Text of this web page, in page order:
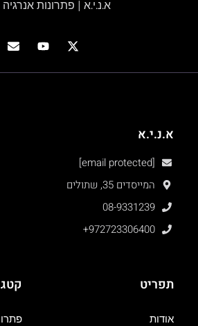
א.נ.י.א | פתרונות
א.נ.י.א
[email protected]
המייסדים 35, שתולים
08-9331239
+972723306400
תפריט
אודות